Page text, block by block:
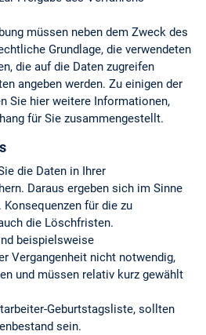
müssen neben dem Zweck des
Grundlage, die verwendeten
die auf die Daten zugreifen
angeben werden. Zu einigen der
Sie hier weitere Informationen,
für Sie zusammengestellt.
die Daten in Ihrer
Daraus ergeben sich im Sinne
für die zu
die Löschfristen.
beispielsweise
Vergangenheit nicht notwendig,
und müssen relativ kurz gewählt
Geburtstagsliste, sollten
sein.